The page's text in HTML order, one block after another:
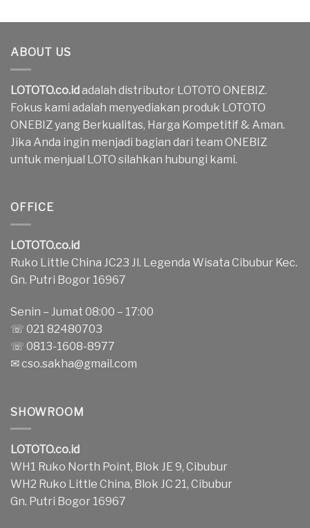
ABOUT US
LOTOTO.co.idadalah distributor LOTOTO ONEBIZ.
Fokus kami adalah menyediakan produk LOTOTO
ONEBIZ yang Berkualitas, Harga Kompetitif & Aman.
Jika Anda ingin menjadi bagian dari team ONEBIZ
untuk menjual LOTO silahkan hubungi kami.
OFFICE
LOTOTO.co.id
Ruko Little China JC23 Jl. Legenda Wisata Cibubur Kec.
Gn. Putri Bogor 16967
Senin – Jumat 08:00 – 17:00
☏ 021 82480703
☏ 0813-1608-8977
✉cso.sakha@gmail.com
SHOWROOM
LOTOTO.co.id
WH1 Ruko North Point, Blok JE 9, Cibubur
WH2 Ruko Little China, Blok JC 21, Cibubur
Gn. Putri Bogor 16967